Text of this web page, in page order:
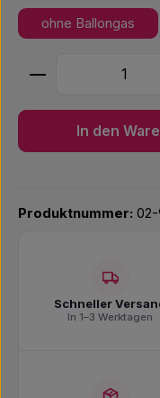
ohne Ballongas
Produkt Anzahl:
In den
Produktnummer: 02-
Schneller
In 1–3 Werktagen